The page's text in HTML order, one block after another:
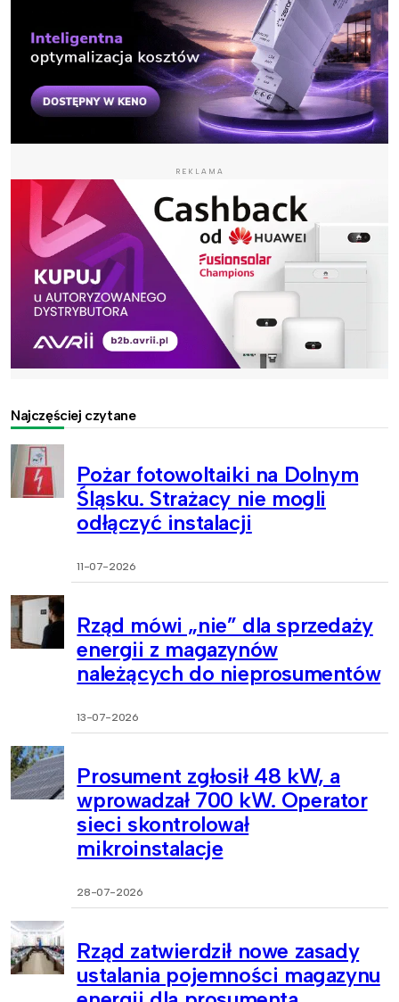
REKLAMA
Najczęściej czytane
Pożar fotowoltaiki na Dolnym
Śląsku. Strażacy nie mogli
odłączyć instalacji
11-07-2026
Rząd mówi „nie” dla sprzedaży
energii z magazynów
należących do nieprosumentów
13-07-2026
Prosument zgłosił 48 kW, a
wprowadzał 700 kW. Operator
sieci skontrolował
mikroinstalacje
28-07-2026
Rząd zatwierdził nowe zasady
ustalania pojemności magazynu